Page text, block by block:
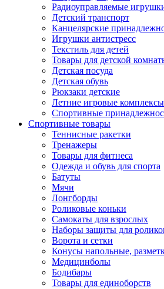
Радиоуправляемые
Детский транспорт
Канцелярские
Игрушки антистресс
Текстиль для детей
Товары для детской
Детская посуда
Детская обувь
Рюкзаки детские
Летние игровые комплексы
Спортивные
Спортивные товары
Теннисные ракетки
Тренажеры
Товары для фитнеса
Одежда и обувь для спорта
Батуты
Мячи
Лонгборды
Роликовые коньки
Самокаты для взрослых
Наборы защиты для
Ворота и сетки
Конусы напольные,
Медицинболы
Бодибары
Товары для единоборств